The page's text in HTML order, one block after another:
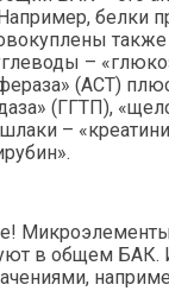
белки
также
–
(АСТ)
(ГГТП),
–
в общем